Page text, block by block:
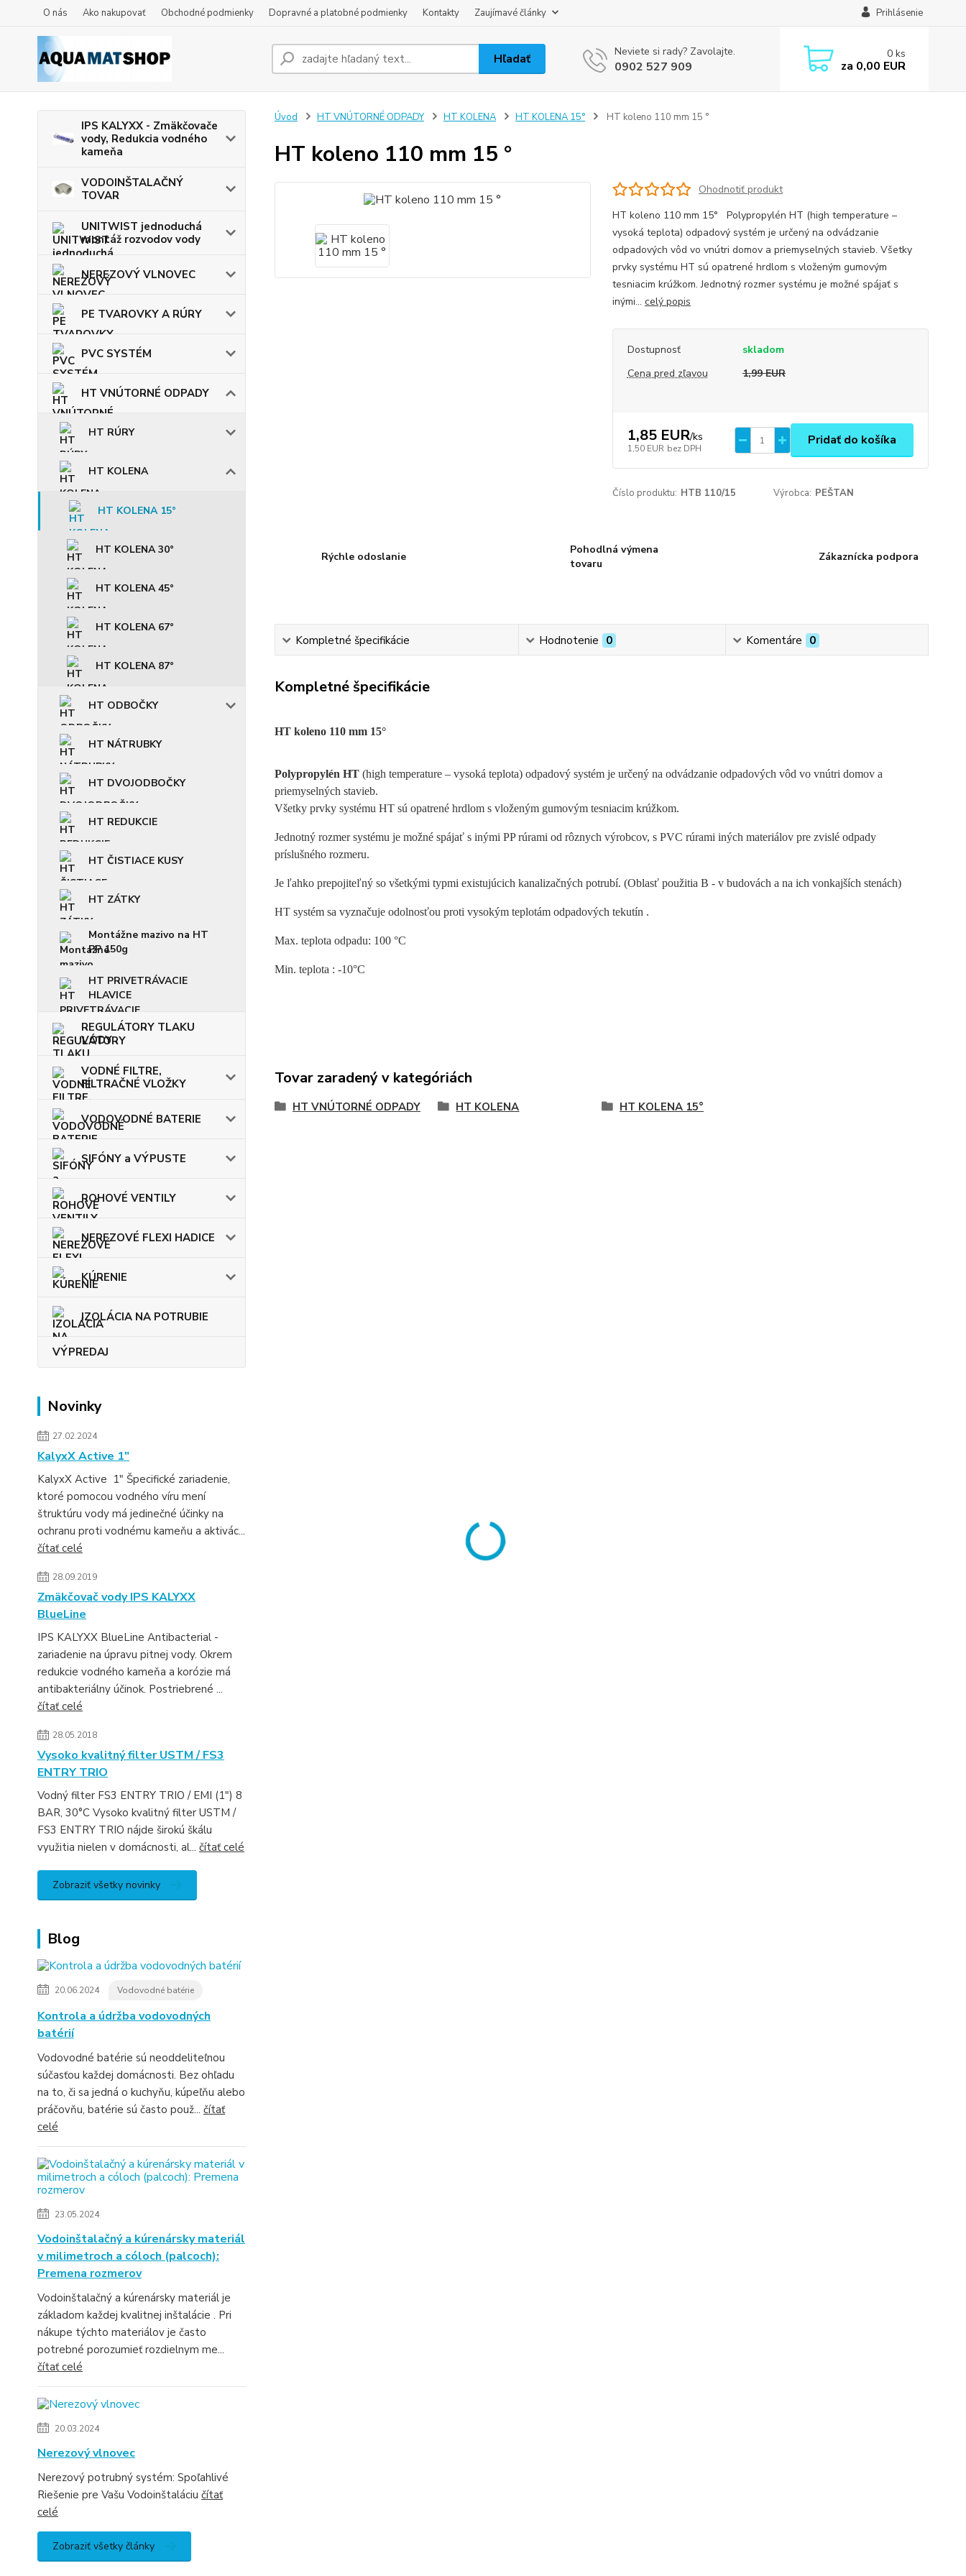
O nás Ako nakupovať Obchodné podmienky Dopravné a platobné podmienky Kontakty Zaujímavé články Prihlásenie
Hľadať Neviete si rady? Zavolajte.
0902 527 909
0 ks
za 0,00 EUR
IPS KALYXX - Zmäkčovače
vody, Redukcia vodného
kameňa
VODOINŠTALAČNÝ
TOVAR
UNITWIST jednoduchá
montáž rozvodov vody
NEREZOVÝ VLNOVEC
PE TVAROVKY A RÚRY
PVC SYSTÉM
HT VNÚTORNÉ ODPADY
HT RÚRY
HT KOLENA
HT KOLENA 15°
HT KOLENA 30°
HT KOLENA 45°
HT KOLENA 67°
HT KOLENA 87°
HT ODBOČKY
HT NÁTRUBKY
HT DVOJODBOČKY
HT REDUKCIE
HT ČISTIACE KUSY
HT ZÁTKY
Montážne mazivo na HT
PP 150g
HT PRIVETRÁVACIE
HLAVICE
REGULÁTORY TLAKU
VODY
VODNÉ FILTRE,
FILTRAČNÉ VLOŽKY
VODOVODNÉ BATERIE
SIFÓNY a VÝPUSTE
ROHOVÉ VENTILY
NEREZOVÉ FLEXI HADICE
KÚRENIE
IZOLÁCIA NA POTRUBIE
VÝPREDAJ
Novinky
27.02.2024
KalyxX Active 1″
KalyxX Active 1″ Špecifické zariadenie,
ktoré pomocou vodného víru mení
štruktúru vody má jedinečné účinky na
ochranu proti vodnému kameňu a aktivác...
čítať celé
28.09.2019
Zmäkčovač vody IPS KALYXX
BlueLine
IPS KALYXX BlueLine Antibacterial -
zariadenie na úpravu pitnej vody. Okrem
redukcie vodného kameňa a korózie má
antibakteriálny účinok. Postriebrené ...
čítať celé
28.05.2018
Vysoko kvalitný filter USTM / FS3
ENTRY TRIO
Vodný filter FS3 ENTRY TRIO / EMI (1") 8
BAR, 30°C Vysoko kvalitný filter USTM /
FS3 ENTRY TRIO nájde širokú škálu
využitia nielen v domácnosti, al... čítať celé
Zobraziť všetky novinky
Blog
20.06.2024 Vodovodné batérie
Kontrola a údržba vodovodných
batérií
Vodovodné batérie sú neoddeliteľnou
súčasťou každej domácnosti. Bez ohľadu
na to, či sa jedná o kuchyňu, kúpeľňu alebo
práčovňu, batérie sú často použ... čítať
celé
23.05.2024
Vodoinštalačný a kúrenársky materiál
v milimetroch a cóloch (palcoch):
Premena rozmerov
Vodoinštalačný a kúrenársky materiál je
základom každej kvalitnej inštalácie . Pri
nákupe týchto materiálov je často
potrebné porozumieť rozdielnym me...
čítať celé
20.03.2024
Nerezový vlnovec
Nerezový potrubný systém: Spoľahlivé
Riešenie pre Vašu Vodoinštaláciu čítať
celé
Zobraziť všetky články
Úvod HT VNÚTORNÉ ODPADY HT KOLENA HT KOLENA 15° HT koleno 110 mm 15 °
HT koleno 110 mm 15 °
Ohodnotiť produkt
HT koleno 110 mm 15° Polypropylén HT (high temperature –
vysoká teplota) odpadový systém je určený na odvádzanie
odpadových vôd vo vnútri domov a priemyselných stavieb. Všetky
prvky systému HT sú opatrené hrdlom s vloženým gumovým
tesniacim krúžkom. Jednotný rozmer systému je možné spájať s
inými... celý popis
Dostupnosť
skladom
Cena pred zľavou
1,99 EUR
1,85 EUR/ks
1,50 EUR bez DPH
Pridať do košíka
Číslo produktu: HTB 110/15 Výrobca: PEŠTAN
Rýchle odoslanie
Pohodlná výmena
tovaru
Zákaznícka podpora
Kompletné špecifikácie Hodnotenie 0 Komentáre 0
Kompletné špecifikácie
HT koleno 110 mm 15°
Polypropylén HT(high temperature – vysoká teplota) odpadový systém je určený na odvádzanie odpadových vôd vo vnútri domov a
priemyselných stavieb.
Všetky prvky systému HT sú opatrené hrdlom s vloženým gumovým tesniacim krúžkom.
Jednotný rozmer systému je možné spájať s inými PP rúrami od rôznych výrobcov, s PVC rúrami iných materiálov pre zvislé odpady
príslušného rozmeru.
Je ľahko prepojiteľný so všetkými typmi existujúcich kanalizačných potrubí. (Oblasť použitia B - v budovách a na ich vonkajších stenách)
HT systém sa vyznačuje odolnosťou proti vysokým teplotám odpadových tekutín .
Max. teplota odpadu: 100 °C
Min. teplota : -10°C
Tovar zaradený v kategóriách
HT VNÚTORNÉ ODPADY HT KOLENA HT KOLENA 15°